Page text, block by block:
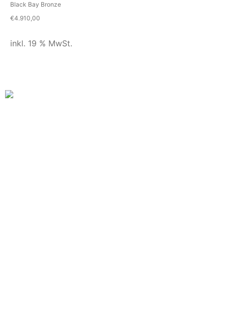
Black Bay Bronze
€4.910,00
inkl. 19 % MwSt.